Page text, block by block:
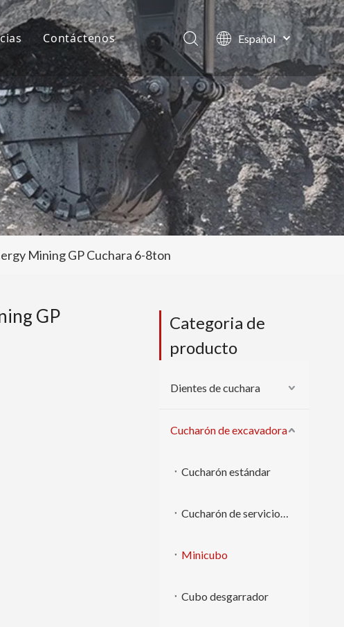
Noticias de la compañía
Contáctenos
Español
English
العربية
Français
Pусский
Português
Mining GP Cuchara 6-8ton
GP
Categoria de
producto
Dientes de cuchara
Cucharón de excavadora
Cucharón estándar
Cucharón de servicio pesado
Minicubo
Cubo desgarrador